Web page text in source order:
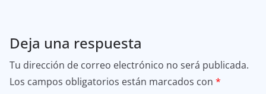
Deja una respuesta
Tu dirección de correo electrónico no será publicada.
Los campos obligatorios están marcados con *